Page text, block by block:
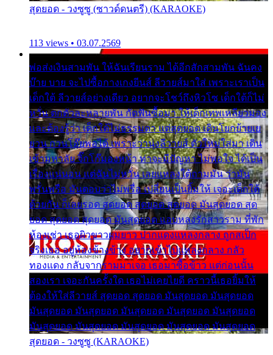
สุดยอด - วงซูซู (ซาวด์ดนตรี) (KARAOKE)
113 views • 03.07.2569
พ่อส่งเงินสามพัน ให้ฉันเรียนราม ได้อีกสักสามพัน ฉันคง
บ๊าย บาย จะไปซื้อกางเกงยีนส์ ลีวายส์มาใส่ เพราะเราเป็น
เด็กใต้ ลีวายส์อย่างเดียว อยากจะโชว์ถึงหิวโซ เด็กใต้ก็ไม่
หวั่น ตกตัวละหลายพัน กัดฟันซื้อมา ให้เด็กเทพเหลียวมอง
และต้องรู้ว่า เด็กใต้ไม่ธรรมดา แต่สุดยอด เดินโยกย้ายเย
ยวน กวนโอ๊ยพอได้ เพราะว่านุ่งลีวายส์ ตัวใหม่ใส่มา เดิน
เข้ามหาลัย จิ๊กโก๊มองหน้า ท่าจะมีปัญหา ไม่พอใจ ได้เป็น
เรื่องแน่นอน แต่ฉันไม่หวั่น เลยแหลงใต้ถามมัน ว่ามัน
พรั่นพรือ มันตอบว่าไม่พรื่อ เปลี่ยนเป็นยิ้มให้ เจอะเด็กใต้
ด้วยกัน ก็เลยรอด สุดยอด สุดยอด สุดยอด มันสุดยอด สุด
ยอด สุดยอด สุดยอด มันสุดยอด แอบหลงรักสาวราม ที่พัก
ห้องเช่า เธอผิวขาวผมยาว ปากแดงแหลงกลาง ถูกสเป็ก
จริงเธอ อยู่ห้องข้างข้าง อยากเข้าไปแหลงกลาง กลัว
ทองแดง กลับจากรามมาเจอ เธอมาซื้อข้าว แต่ก่อนนั้น
สองเรา เจอะกันครั้งใด เธอไม่เคยไยดี คราวนี้เธอยิ้มให้
ต้องให้ใส่ลีวายส์ สุดยอด สุดยอด มันสุดยอด มันสุดยอด
มันสุดยอด มันสุดยอด มันสุดยอด มันสุดยอด มันสุดยอด
มันสุดยอด มันสุดยอด มันสุดยอด มันสุดยอด มันสุดยอด
สุดยอด - วงซูซู (KARAOKE)